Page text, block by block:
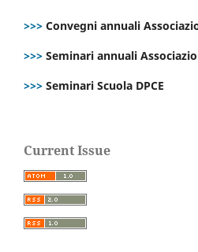
>>> Convegni annuali
>>> Seminari annuali
>>> Seminari Scuola DPCE
Current Issue